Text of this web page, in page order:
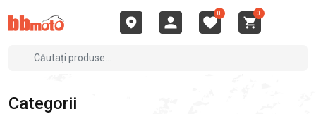
0 0
Categorii